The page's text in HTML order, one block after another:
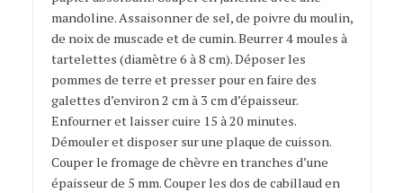
mandoline. Assaisonner de sel, de poivre du moulin,
de noix de muscade et de cumin. Beurrer 4 moules à
tartelettes (diamètre 6 à 8 cm). Déposer les
pommes de terre et presser pour en faire des
galettes d’environ 2 cm à 3 cm d’épaisseur.
Enfourner et laisser cuire 15 à 20 minutes.
Démouler et disposer sur une plaque de cuisson.
Couper le fromage de chèvre en tranches d’une
épaisseur de 5 mm. Couper les dos de cabillaud en